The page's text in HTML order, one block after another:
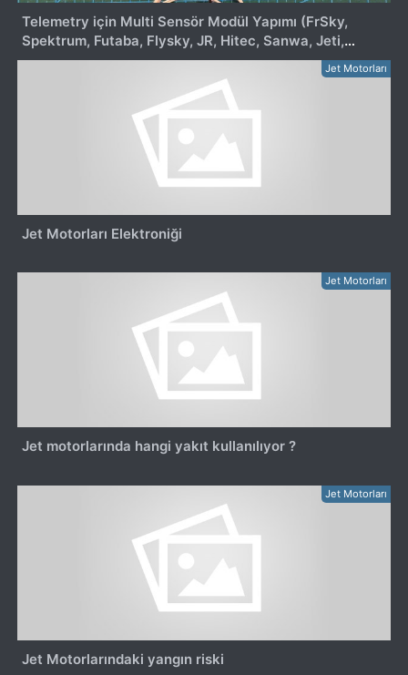
Telemetry için Multi Sensör Modül Yapımı (FrSky,
Spektrum, Futaba, Flysky, JR, Hitec, Sanwa, Jeti,
Multiplex...)
Jet Motorları
Jet Motorları Elektroniği
Jet Motorları
Jet motorlarında hangi yakıt kullanılıyor ?
Jet Motorları
Jet Motorlarındaki yangın riski